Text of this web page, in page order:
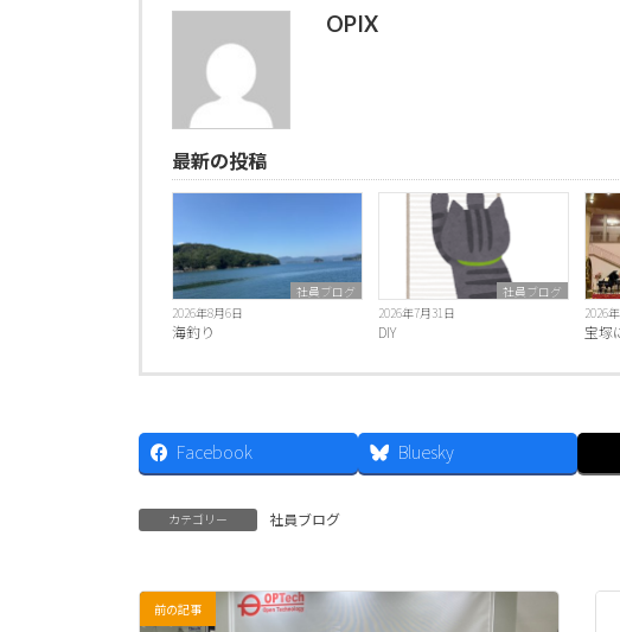
OPIX
最新の投稿
社員ブログ
2026年8月6日
海釣り
社員ブログ
2026年7月31日
DIY
2026
宝塚
Facebook Bluesky
カテゴリー 社員ブログ
前の記事